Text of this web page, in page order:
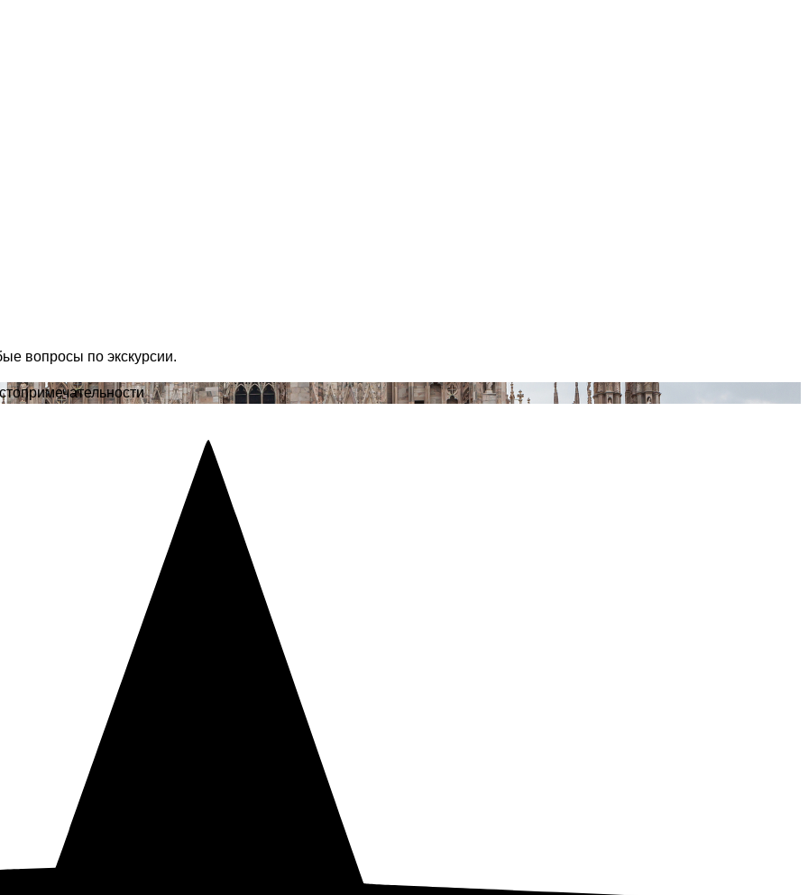
вопросы по экскурсии.